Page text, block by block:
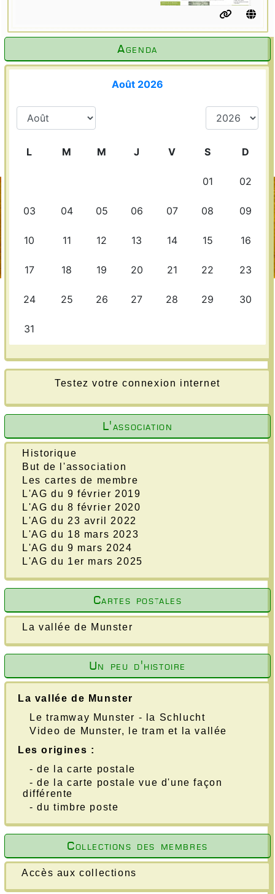
Agenda
Testez votre connexion internet
L'association
Historique
But de l'association
Les cartes de membre
L'AG du 9 février 2019
L'AG du 8 février 2020
L'AG du 23 avril 2022
L'AG du 18 mars 2023
L'AG du 9 mars 2024
L'AG du 1er mars 2025
Cartes postales
La vallée de Munster
Un peu d'histoire
La vallée de Munster
Le tramway Munster - la Schlucht
Video de Munster, le tram et la vallée
Les origines :
- de la carte postale
- de la carte postale vue d'une façon
différente
- du timbre poste
Collections des membres
Accès aux collections